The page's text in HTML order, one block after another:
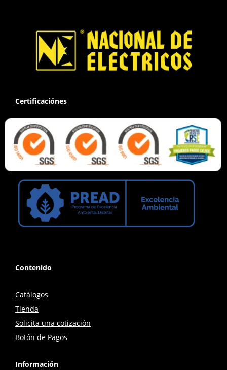
Certificaciónes
Contenido
Catálogos
Tienda
Solicita una cotización
Botón de Pagos
Información